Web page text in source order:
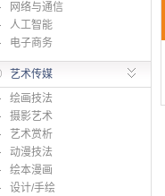
网络与通信
人工智能
电子商务
艺术传媒
绘画技法
摄影艺术
艺术赏析
动漫技法
绘本漫画
设计/手绘